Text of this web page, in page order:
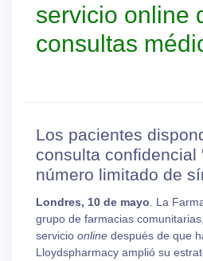
servicio online
consultas
Los pacientes
consulta confidencial
número limitado de
Londres, 10 de mayo . La
grupo de farmacias
servicio online después de que
Lloydspharmacy amplió su